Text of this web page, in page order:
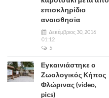
επισκληρίδιο
αναισθησία
Δεκέμβριος 30, 2016
01:12
5
Εγκαινιάστηκε ο
Ζωολογικός Κήπος
Φλώρινας (video,
pics)